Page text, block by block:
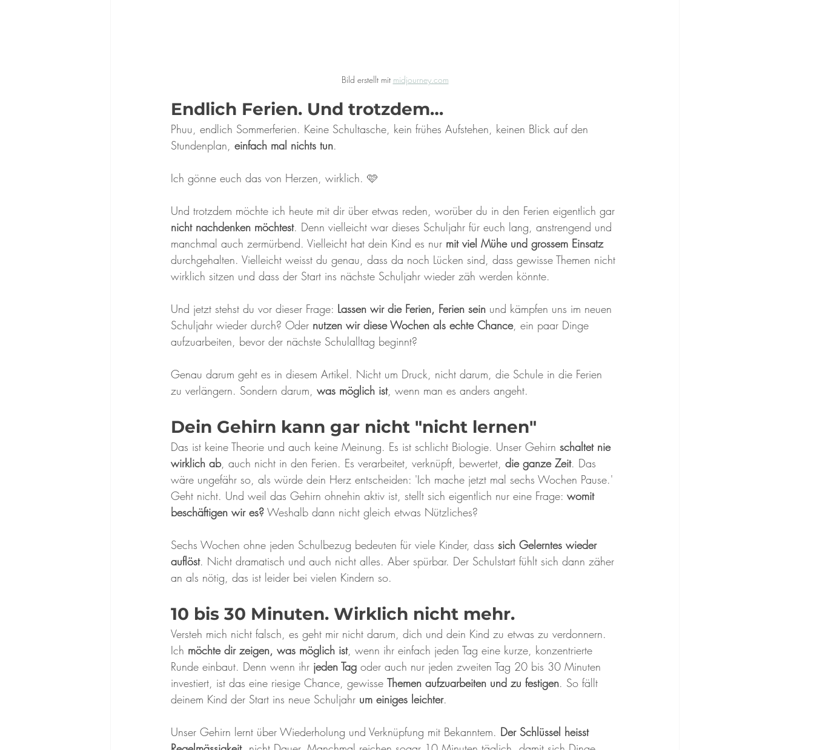
Bild erstellt mit midjourney.com
Endlich Ferien. Und trotzdem…
Phuu, endlich Sommerferien. Keine Schultasche, kein frühes Aufstehen, keinen Blick auf den
Stundenplan, einfach mal nichts tun.
Ich gönne euch das von Herzen, wirklich. 🩷
Und trotzdem möchte ich heute mit dir über etwas reden, worüber du in den Ferien eigentlich gar
nicht nachdenken möchtest. Denn vielleicht war dieses Schuljahr für euch lang, anstrengend und
manchmal auch zermürbend. Vielleicht hat dein Kind es nur mit viel Mühe und grossem Einsatz
durchgehalten. Vielleicht weisst du genau, dass da noch Lücken sind, dass gewisse Themen nicht
wirklich sitzen und dass der Start ins nächste Schuljahr wieder zäh werden könnte.
Und jetzt stehst du vor dieser Frage: Lassen wir die Ferien, Ferien sein und kämpfen uns im neuen
Schuljahr wieder durch? Oder nutzen wir diese Wochen als echte Chance, ein paar Dinge
aufzuarbeiten, bevor der nächste Schulalltag beginnt?
Genau darum geht es in diesem Artikel. Nicht um Druck, nicht darum, die Schule in die Ferien
zu verlängern. Sondern darum, was möglich ist, wenn man es anders angeht.
Dein Gehirn kann gar nicht "nicht lernen"
Das ist keine Theorie und auch keine Meinung. Es ist schlicht Biologie. Unser Gehirn schaltet nie
wirklich ab, auch nicht in den Ferien. Es verarbeitet, verknüpft, bewertet, die ganze Zeit. Das
wäre ungefähr so, als würde dein Herz entscheiden: 'Ich mache jetzt mal sechs Wochen Pause.'
Geht nicht. Und weil das Gehirn ohnehin aktiv ist, stellt sich eigentlich nur eine Frage: womit
beschäftigen wir es? Weshalb dann nicht gleich etwas Nützliches?
Sechs Wochen ohne jeden Schulbezug bedeuten für viele Kinder, dass sich Gelerntes wieder
auflöst. Nicht dramatisch und auch nicht alles. Aber spürbar. Der Schulstart fühlt sich dann zäher
an als nötig, das ist leider bei vielen Kindern so.
10 bis 30 Minuten. Wirklich nicht mehr.
Versteh mich nicht falsch, es geht mir nicht darum, dich und dein Kind zu etwas zu verdonnern.
Ich möchte dir zeigen, was möglich ist, wenn ihr einfach jeden Tag eine kurze, konzentrierte
Runde einbaut. Denn wenn ihr jeden Tag oder auch nur jeden zweiten Tag 20 bis 30 Minuten
investiert, ist das eine riesige Chance, gewisse Themen aufzuarbeiten und zu festigen. So fällt
deinem Kind der Start ins neue Schuljahr um einiges leichter.
Unser Gehirn lernt über Wiederholung und Verknüpfung mit Bekanntem. Der Schlüssel heisst